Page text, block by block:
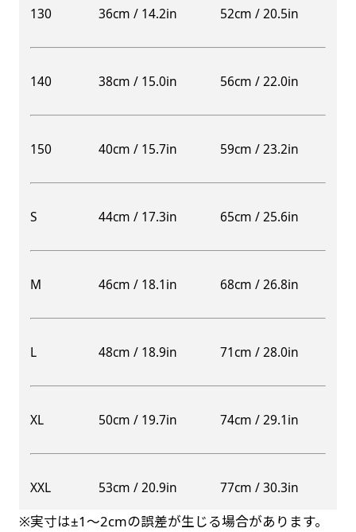
130 36cm / 14.2in 52cm / 20.5in
140 38cm / 15.0in 56cm / 22.0in
150 40cm / 15.7in 59cm / 23.2in
S 44cm / 17.3in 65cm / 25.6in
M 46cm / 18.1in 68cm / 26.8in
L 48cm / 18.9in 71cm / 28.0in
XL 50cm / 19.7in 74cm / 29.1in
XXL 53cm / 20.9in 77cm / 30.3in
※実寸は±1〜2cmの誤差が生じる場合があります。